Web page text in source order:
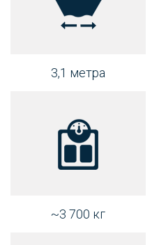
3,1 метра
~3 700 кг